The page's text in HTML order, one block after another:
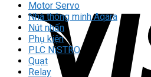
Motor Servo
Nhà thông minh Aqara
Nút nhấn
Phụ kiện
PLC NiSTRO
Quạt
Relay